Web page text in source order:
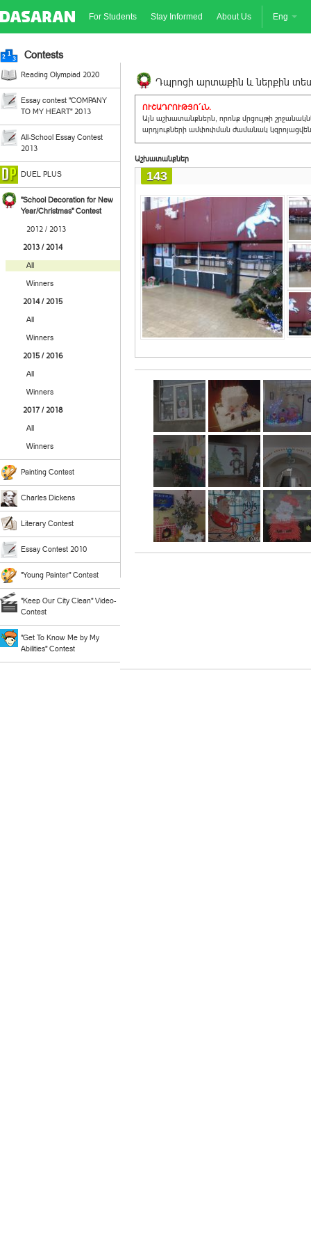
For Students Stay Informed About Us Eng
Contests
Reading Olympiad 2020
Essay contest "COMPANY
TO MY HEART" 2013
All-School Essay Contest
2013
DUEL PLUS
"School Decoration for New
Year/Christmas" Contest
2012 / 2013
2013 / 2014
All
Winners
2014 / 2015
All
Winners
2015 / 2016
All
Winners
2017 / 2018
All
Winners
Painting Contest
Charles Dickens
Literary Contest
Essay Contest 2010
"Young Painter" Contest
"Keep Our City Clean" Video-
Contest
"Get To Know Me by My
Abilities" Contest
Դպրոցի արտաքին և ներքին
ՈՒՇԱԴՐՈՒԹՅՈ´ւՆ.
Այն աշխատանքներն, որոնք մրցույթի
արդյուքների ամփոփման ժամանակ
Աշխատանքներ
143